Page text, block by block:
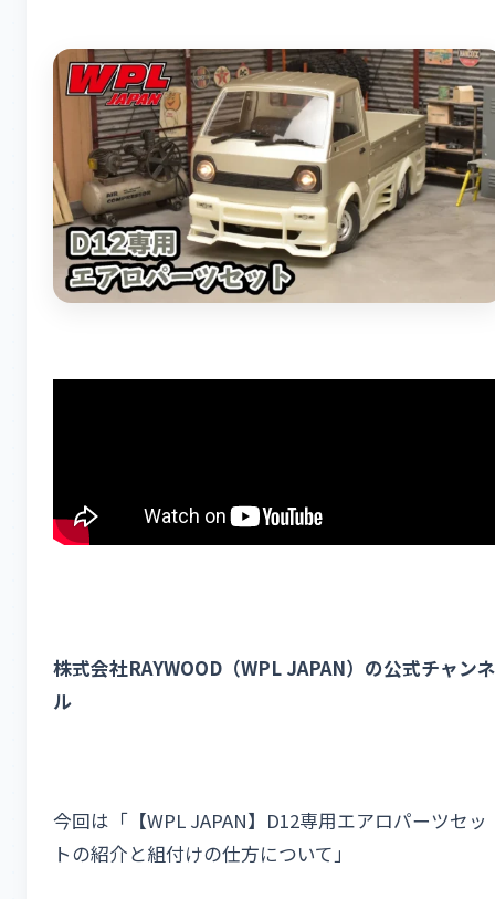
株式会社RAYWOOD（WPL JAPAN）の公式チャンネ
ル
今回は「【WPL JAPAN】D12専用エアロパーツセッ
トの紹介と組付けの仕方について」